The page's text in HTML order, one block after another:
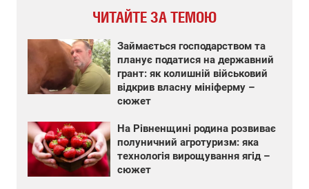
ЧИТАЙТЕ ЗА ТЕМОЮ
Займається господарством та
планує податися на державний
грант: як колишній військовий
відкрив власну мініферму –
сюжет
На Рівненщині родина розвиває
полуничний агротуризм: яка
технологія вирощування ягід –
сюжет